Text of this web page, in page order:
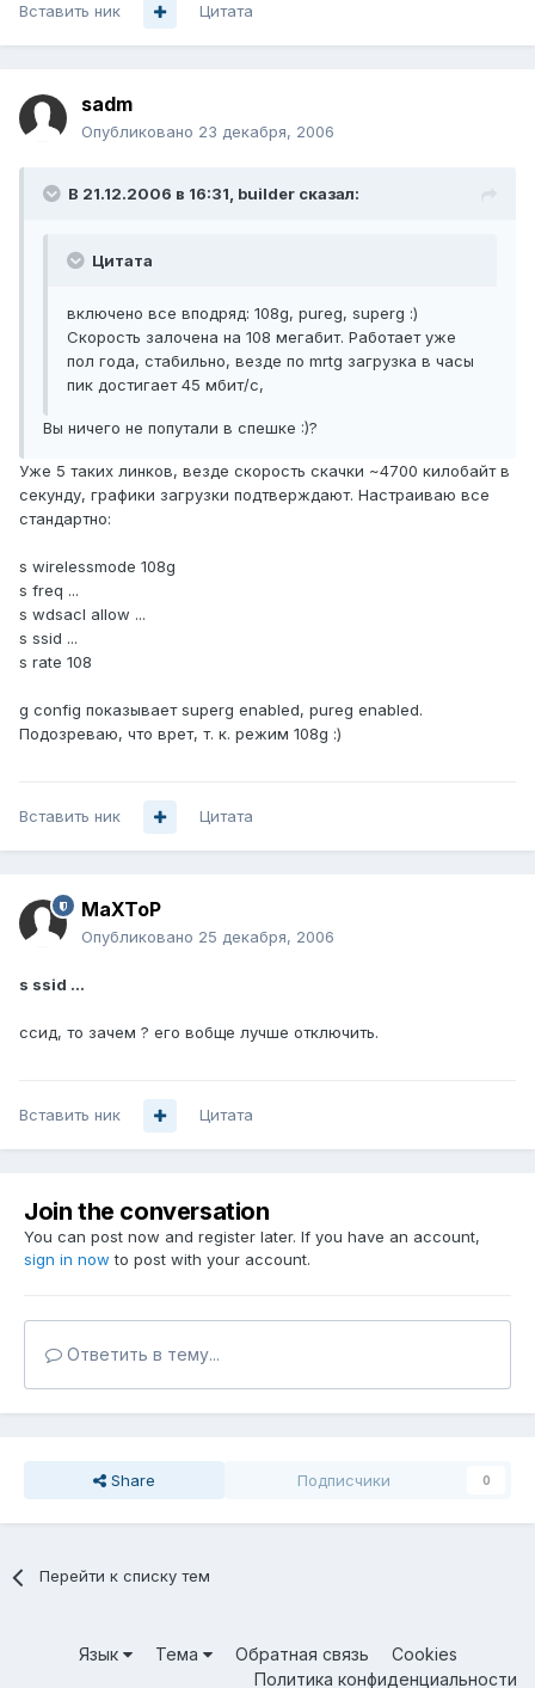
Вставить ник Цитата
sadm
Опубликовано 23 декабря, 2006
В 21.12.2006 в 16:31, builder сказал:
Цитата
включено все вподряд: 108g, pureg, superg :)
Скорость залочена на 108 мегабит. Работает уже
пол года, стабильно, везде по mrtg загрузка в часы
пик достигает 45 мбит/с,
Вы ничего не попутали в спешке :)?
Уже 5 таких линков, везде скорость скачки ~4700 килобайт в
секунду, графики загрузки подтверждают. Настраиваю все
стандартно:
s wirelessmode 108g
s freq ...
s wdsacl allow ...
s ssid ...
s rate 108
g config показывает superg enabled, pureg enabled.
Подозреваю, что врет, т. к. режим 108g :)
Вставить ник Цитата
MaXToP
Опубликовано 25 декабря, 2006
s ssid ...
ссид, то зачем ? его вобще лучше отключить.
Вставить ник Цитата
Join the conversation
You can post now and register later. If you have an account,
sign in now to post with your account.
Ответить в тему...
Share Подписчики 0
Перейти к списку тем
Язык Тема Обратная связь
Cookies
Политика конфиденциальности